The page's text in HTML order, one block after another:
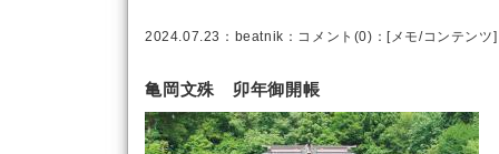
2024.07.23： beatnik ： コメント(0) ：[メモ/コンテンツ]
亀岡文殊 卯年御開帳